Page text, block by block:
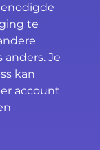
te
Je
kan
account